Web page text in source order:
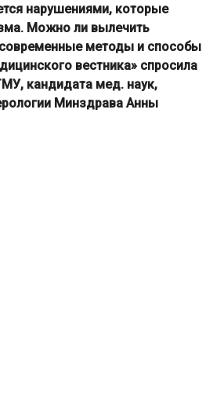
нарушениями, которые
Можно ли вылечить
современные методы и способы
вестника» спросила
кандидата мед. наук,
Минздрава Анны